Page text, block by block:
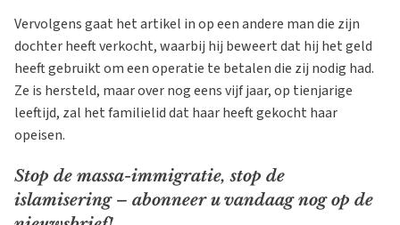
Vervolgens gaat het artikel in op een andere man die zijn
dochter heeft verkocht, waarbij hij beweert dat hij het geld
heeft gebruikt om een operatie te betalen die zij nodig had.
Ze is hersteld, maar over nog eens vijf jaar, op tienjarige
leeftijd, zal het familielid dat haar heeft gekocht haar
opeisen.
Stop de massa-immigratie, stop de
islamisering – abonneer u vandaag nog op de